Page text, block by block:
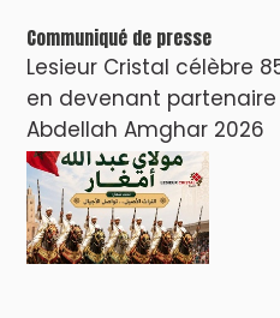
Communiqué de presse
Lesieur Cristal célèbre
en devenant
Abdellah Amghar 2026